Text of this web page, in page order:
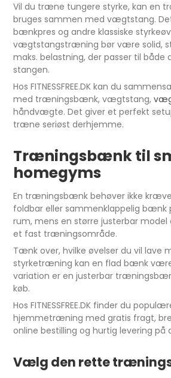
Vil du træne tungere styrke, kan en
bruges sammen med vægtstang.
bænkpres og andre klassiske
vægtstangstræning bør være solid,
maks. belastning, der passer til
stangen.
Hos FITNESSFREE.DK kan du
med træningsbænk, vægtstang,
håndvægte. Det giver et perfekt
træne seriøst derhjemme.
Træningsbænk til
homegyms
En træningsbænk behøver ikke
foldbar eller sammenklappelig bænk
rum, mens en større justerbar
et fast træningsområde.
Tænk over, hvilke øvelser du vil lave
styrketræning kan en flad bænk
variation er en justerbar
køb.
Hos FITNESSFREE.DK finder du
hjemmetræning med gratis fragt,
online bestilling og hurtig levering på
Vælg den rette